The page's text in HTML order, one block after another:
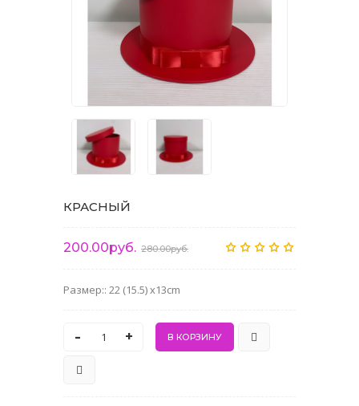
КРАСНЫЙ
200.00руб. 280.00руб.
Размер:: 22 (15.5) x13cm
- +